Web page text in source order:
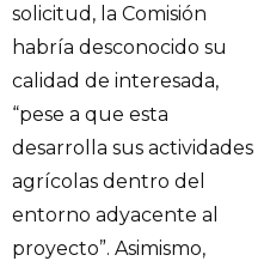
solicitud, la Comisión
habría desconocido su
calidad de interesada,
“pese a que esta
desarrolla sus actividades
agrícolas dentro del
entorno adyacente al
proyecto”. Asimismo,